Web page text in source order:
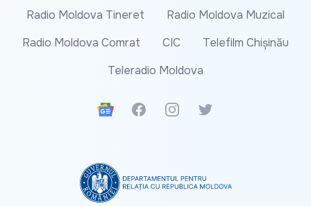
Radio Moldova Tineret
Radio Moldova Muzical
Radio Moldova Comrat
CIC
Telefilm Chișinău
Teleradio Moldova
Google News
FacebookInstagramTwitter